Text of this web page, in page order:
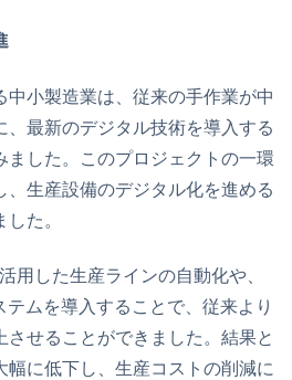
中小製造業は、従来の手作業が中
、最新のデジタル技術を導入する
ました。このプロジェクトの一環
、生産設備のデジタル化を進める
た。
用した生産ラインの自動化や、
ムを導入することで、従来より
させることができました。結果と
幅に低下し、生産コストの削減に